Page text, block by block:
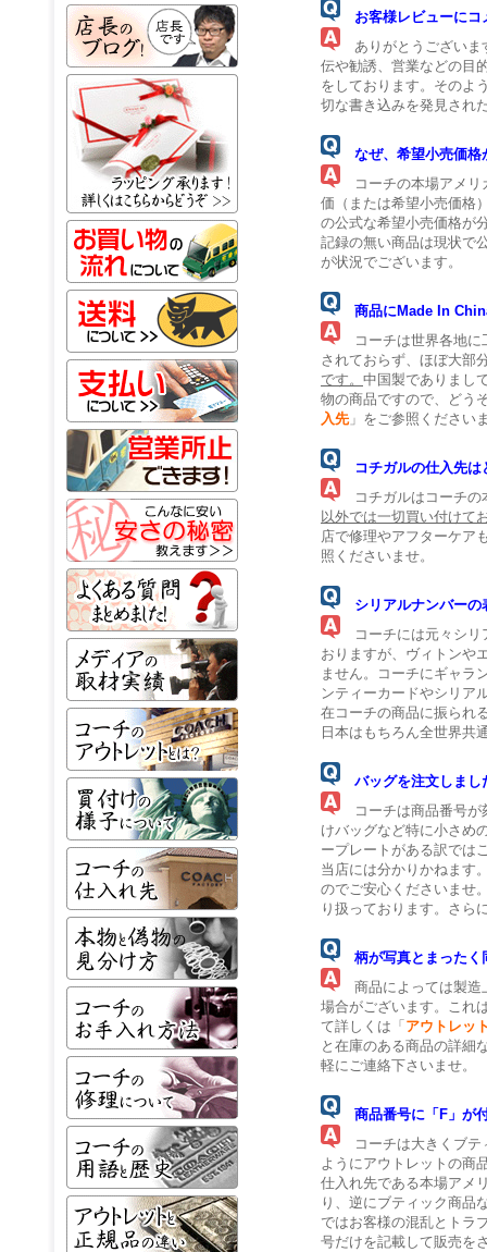
お客様レビューに
ありがとうございま
伝や勧誘、営業などの目
をしております。そのよ
切な書き込みを発見され
なぜ、希望小売価格
コーチの本場アメリ
価（または希望小売価格
の公式な希望小売価格が
記録の無い商品は現状で
が状況でございます。
商品にMade In
コーチは世界各地に
されておらず、ほぼ大部
です。 中国製でありまし
物の商品ですので、どう
入先」をご参照ください
コチガルの仕入先は
コチガルはコーチの
以外では一切買い付けて
店で修理やアフターケア
照くださいませ。
シリアルナンバー
コーチには元々シリ
おりますが、ヴィトンや
ません。コーチにギャラ
ンティーカードやシリア
在コーチの商品に振られ
日本はもちろん全世界共
バッグを注文しまし
コーチは商品番号が
けバッグなど特に小さめ
ープレートがある訳では
当店には分かりかねます
のでご安心くださいませ
り扱っております。さら
柄が写真とまったく
商品によっては製造
場合がございます。これ
て詳しくは「 アウトレッ
と在庫のある商品の詳細
軽にご連絡下さいませ。
商品番号に「F」が
コーチは大きくブテ
ようにアウトレットの商
仕入れ先である本場アメ
り、逆にブティック商品
ではお客様の混乱とトラ
号だけを記載して販売を